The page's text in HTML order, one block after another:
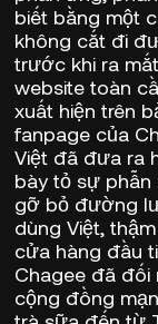
biết bằng một
không cắt đi
trước khi ra
website toàn
xuất hiện trên
fanpage của
Việt đã đưa ra
bày tỏ sự phẫn
gỡ bỏ đường
dùng Việt,
cửa hàng đầu
Chagee đã đối
cộng đồng